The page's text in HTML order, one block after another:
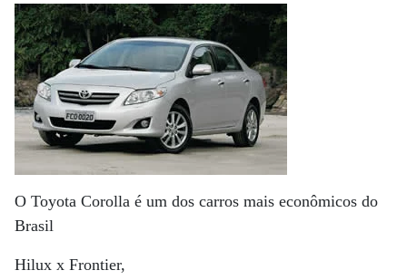
O Toyota Corolla é um dos carros mais econômicos do
Brasil
Hilux x Frontier,